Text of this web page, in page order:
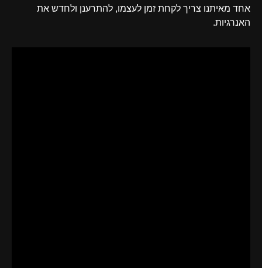
אחד מאיתנו צריך לקחת זמן לעצמו, להתרענן ולחדש את
האנרגיות.